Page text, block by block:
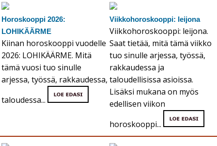
Horoskooppi 2026:
LOHIKÄÄRME
Kiinan horoskooppi vuodelle
2026: LOHIKÄÄRME. Mitä
tämä vuosi tuo sinulle
arjessa, työssä, rakkaudessa,
taloudessa...
Viikkohoroskooppi: leijona
Viikkohoroskooppi: leijona.
Saat tietää, mitä tämä viikko
tuo sinulle arjessa, työssä,
rakkaudessa ja
taloudellisissa asioissa.
Lisäksi mukana on myös
edellisen viikon
horoskooppi...